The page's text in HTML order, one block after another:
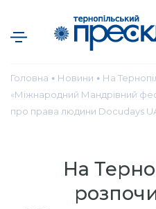
Головна ● Новини ● На
«Міжнародний Мандрівний
про права людини Docudays
На